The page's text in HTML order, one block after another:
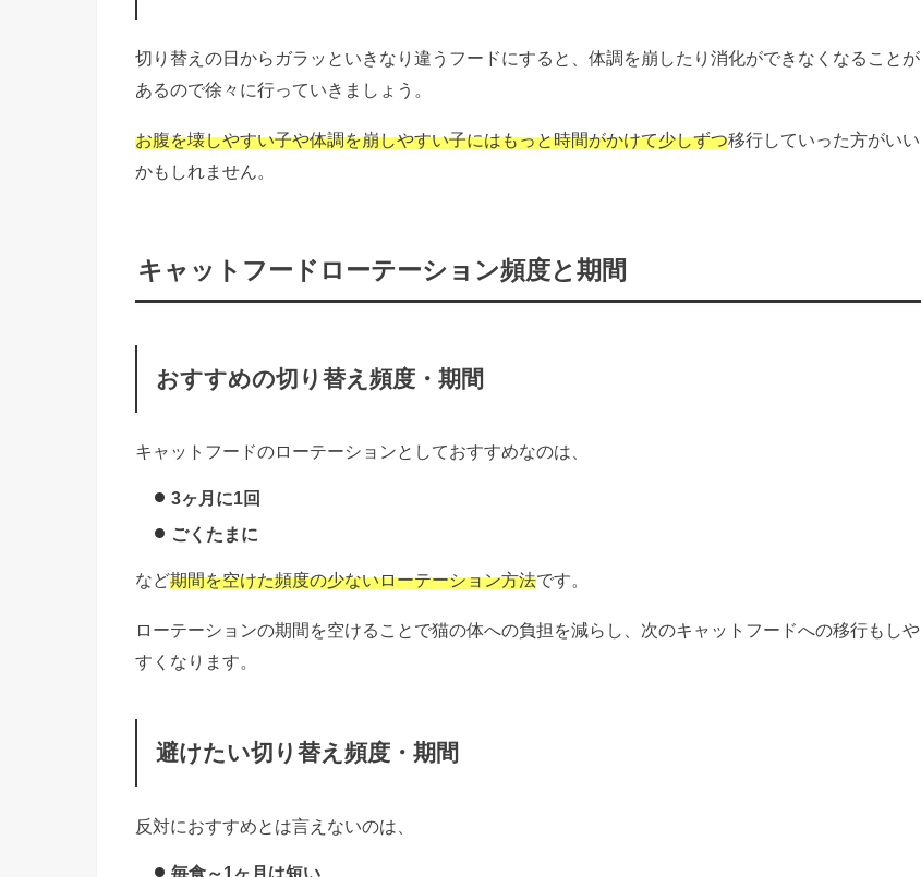
切り替えの日からガラッといきなり違うフードにすると、体調を崩したり消化ができなくなることが
あるので徐々に行っていきましょう。
お腹を壊しやすい子や体調を崩しやすい子にはもっと時間がかけて少しずつ移行していった方がいい
かもしれません。
キャットフードローテーション頻度と期間
おすすめの切り替え頻度・期間
キャットフードのローテーションとしておすすめなのは、
3ヶ月に1回
ごくたまに
など期間を空けた頻度の少ないローテーション方法です。
ローテーションの期間を空けることで猫の体への負担を減らし、次のキャットフードへの移行もしや
すくなります。
避けたい切り替え頻度・期間
反対におすすめとは言えないのは、
毎食～1ヶ月は短い